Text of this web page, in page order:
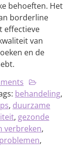
behoeften. Het
borderline
effectieve
van
en de
behandeling,
, duurzame
, gezonde
verbreken,
,